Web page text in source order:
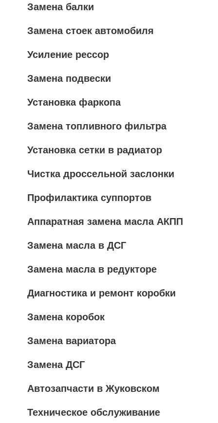
Замена балки
Замена стоек автомобиля
Усиление рессор
Замена подвески
Установка фаркопа
Замена топливного фильтра
Установка сетки в радиатор
Чистка дроссельной заслонки
Профилактика суппортов
Аппаратная замена масла АКПП
Замена масла в ДСГ
Замена масла в редукторе
Диагностика и ремонт коробки
Замена коробок
Замена вариатора
Замена ДСГ
Автозапчасти в Жуковском
Техническое обслуживание